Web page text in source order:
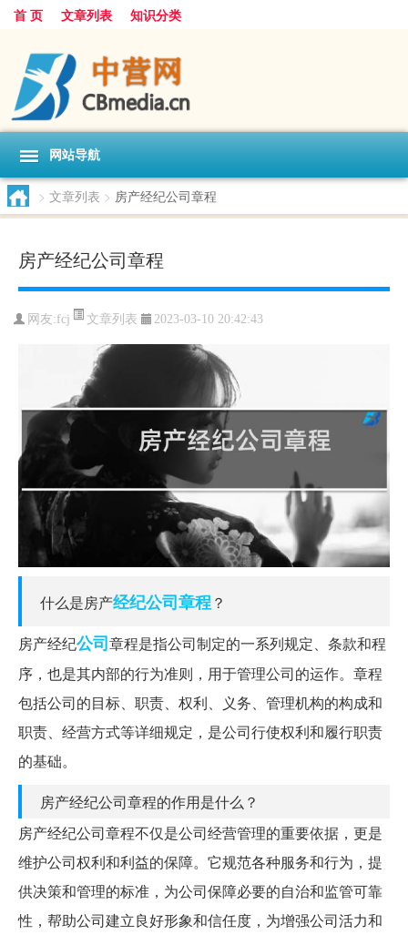
首 页 文章列表 知识分类
网站导航
> 文章列表 > 房产经纪公司章程
房产经纪公司章程
网友:fcj 文章列表 2023-03-10 20:42:43
什么是房产经纪公司章程？
房产经纪公司章程是指公司制定的一系列规定、条款和程
序，也是其内部的行为准则，用于管理公司的运作。章程
包括公司的目标、职责、权利、义务、管理机构的构成和
职责、经营方式等详细规定，是公司行使权利和履行职责
的基础。
房产经纪公司章程的作用是什么？
房产经纪公司章程不仅是公司经营管理的重要依据，更是
维护公司权利和利益的保障。它规范各种服务和行为，提
供决策和管理的标准，为公司保障必要的自治和监管可靠
性，帮助公司建立良好形象和信任度，为增强公司活力和